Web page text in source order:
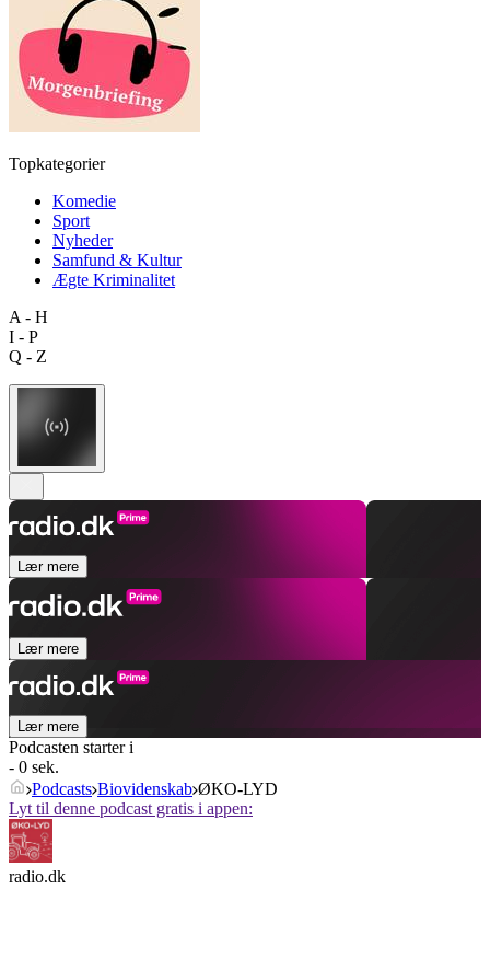
Topkategorier
Komedie
Sport
Nyheder
Samfund & Kultur
Ægte Kriminalitet
A - H
I - P
Q - Z
Lær mere
Lær mere
Lær mere
Podcasten starter i
- 0 sek.
Podcasts Biovidenskab ØKO-LYD
Lyt til denne podcast gratis i appen:
radio.dk